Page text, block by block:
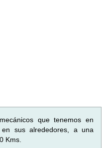
que tenemos en
sus alrededores, a una
Kms.